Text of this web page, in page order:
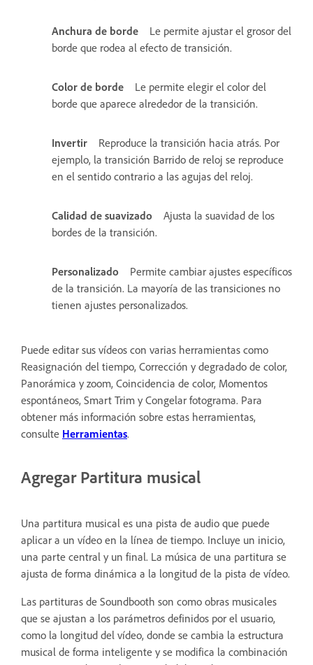
Anchura de borde
Le permite ajustar el grosor del
borde que rodea al efecto de transición.
Color de borde
Le permite elegir el color del
borde que aparece alrededor de la transición.
Invertir
Reproduce la transición hacia atrás. Por
ejemplo, la transición Barrido de reloj se reproduce
en el sentido contrario a las agujas del reloj.
Calidad de suavizado
Ajusta la suavidad de los
bordes de la transición.
Personalizado
Permite cambiar ajustes específicos
de la transición. La mayoría de las transiciones no
tienen ajustes personalizados.
Puede editar sus vídeos con varias herramientas como
Reasignación del tiempo, Corrección y degradado de color,
Panorámica y zoom, Coincidencia de color, Momentos
espontáneos, Smart Trim y Congelar fotograma. Para
obtener más información sobre estas herramientas,
consulte Herramientas.
Agregar Partitura musical
Una partitura musical es una pista de audio que puede
aplicar a un vídeo en la línea de tiempo. Incluye un inicio,
una parte central y un final. La música de una partitura se
ajusta de forma dinámica a la longitud de la pista de vídeo.
Las partituras de Soundbooth son como obras musicales
que se ajustan a los parámetros definidos por el usuario,
como la longitud del vídeo, donde se cambia la estructura
musical de forma inteligente y se modifica la combinación